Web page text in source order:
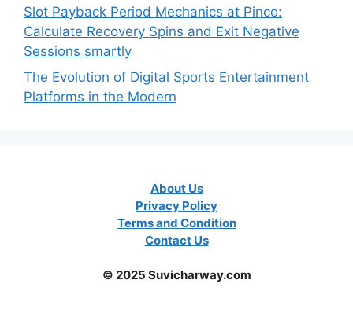
Slot Payback Period Mechanics at Pinco:
Calculate Recovery Spins and Exit Negative
Sessions smartly
The Evolution of Digital Sports Entertainment
Platforms in the Modern
About Us
Privacy Policy
Terms and Condition
Contact Us
© 2025 Suvicharway.com